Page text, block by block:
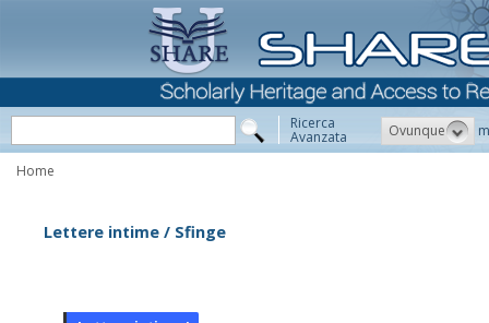
Ricerca
Avanzata Ovunque
Home
Lettere intime / Sfinge